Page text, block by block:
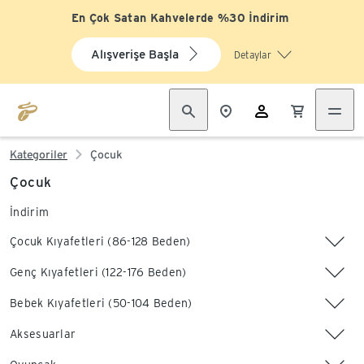
En Çok Satan Kahvelerde %30 İndirim
Alışverişe Başla Detaylar
Kategoriler Çocuk
Çocuk
İndirim
Çocuk Kıyafetleri (86-128 Beden)
Genç Kıyafetleri (122-176 Beden)
Bebek Kıyafetleri (50-104 Beden)
Aksesuarlar